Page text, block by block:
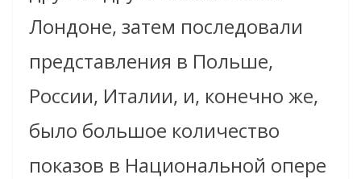
Лондоне, затем последовали
представления в Польше,
России, Италии, и, конечно же,
было большое количество
показов в Национальной опере